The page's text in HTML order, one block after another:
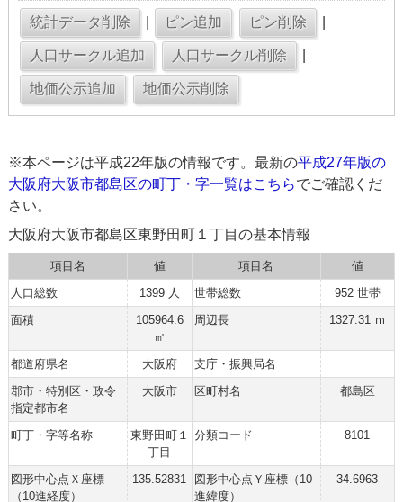
※本ページは平成22年版の情報です。最新の平成27年版の
大阪府大阪市都島区の町丁・字一覧はこちらでご確認くだ
さい。
大阪府大阪市都島区東野田町１丁目の基本情報
項目名 値 項目名
値
人口総数
1399 人 世帯総数
952 世帯
面積
105964.6
㎡
周辺長 1327.31 ｍ
都道府県名 大阪府
支庁・振興局名
郡市・特別区・政令
指定都市名
大阪市 区町村名 都島区
町丁・字等名称
東野田町１
丁目
分類コード 8101
図形中心点Ｘ座標
（10進経度）
135.52831
図形中心点Ｙ座標（10
進緯度）
34.6963